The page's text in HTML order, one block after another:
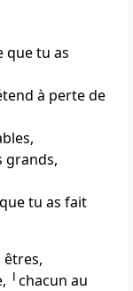
que tu as
à perte de
grands,
tu as fait
╵chacun au